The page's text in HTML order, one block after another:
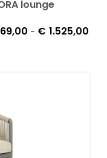
lounge
- € 1.525,00